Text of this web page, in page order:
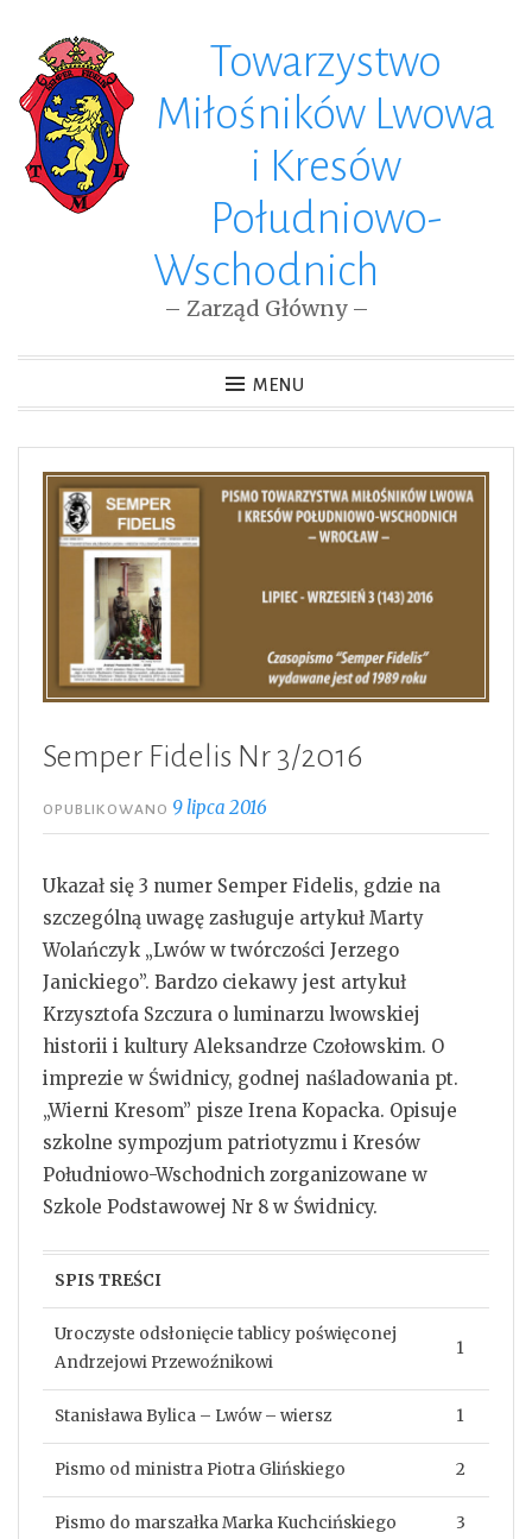
content
Towarzystwo
Miłośników Lwowa
i Kresów
Południowo-
Wschodnich
– Zarząd Główny –
MENU
Semper Fidelis Nr 3/2016
OPUBLIKOWANO 9 lipca 2016
Ukazał się 3 numer Semper Fidelis, gdzie na
szczególną uwagę zasługuje artykuł Marty
Wolańczyk „Lwów w twórczości Jerzego
Janickiego”. Bardzo ciekawy jest artykuł
Krzysztofa Szczura o luminarzu lwowskiej
historii i kultury Aleksandrze Czołowskim. O
imprezie w Świdnicy, godnej naśladowania pt.
„Wierni Kresom” pisze Irena Kopacka. Opisuje
szkolne sympozjum patriotyzmu i Kresów
Południowo-Wschodnich zorganizowane w
Szkole Podstawowej Nr 8 w Świdnicy.
SPIS TREŚCI
Uroczyste odsłonięcie tablicy poświęconej
Andrzejowi Przewoźnikowi
1
Stanisława Bylica – Lwów – wiersz 1
Pismo od ministra Piotra Glińskiego 2
Pismo do marszałka Marka Kuchcińskiego 3